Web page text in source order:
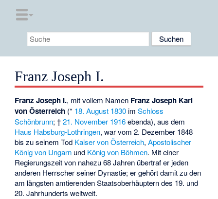
Franz Joseph I.
Franz Joseph I., mit vollem Namen Franz Joseph Karl
von Österreich (* 18. August 1830 imSchloss
Schönbrunn; †21. November 1916ebenda), aus dem
Haus Habsburg-Lothringen, war vom 2. Dezember 1848
bis zu seinem Tod Kaiser von Österreich,Apostolischer
König von Ungarn und König von Böhmen. Mit einer
Regierungszeit von nahezu 68 Jahren übertraf er jeden
anderen Herrscher seiner Dynastie; er gehört damit zu den
am längsten amtierenden Staatsoberhäupterndes 19. und
20. Jahrhunderts weltweit.